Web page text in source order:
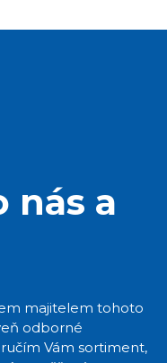
nás a
majitelem tohoto
odborné
Vám sortiment,